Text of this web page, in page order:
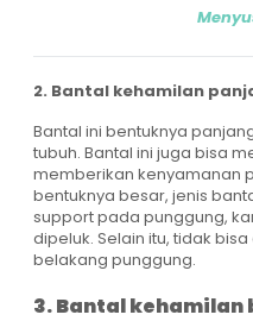
2. Bantal kehamilan
Bantal ini bentuknya
tubuh. Bantal ini juga bisa
memberikan kenyamanan
bentuknya besar, jenis
support pada punggung,
dipeluk. Selain itu, tidak
belakang punggung.
3. Bantal